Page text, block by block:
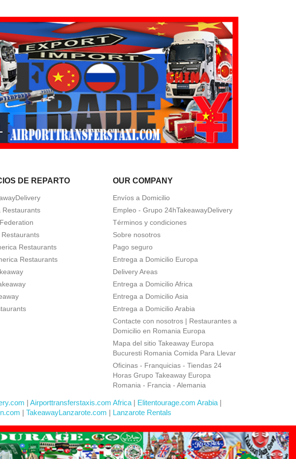
DE REPARTO
Restaurants
Restaurants
Restaurants
OUR COMPANY
Envíos a Domicilio
Empleo - Grupo 24hTakeawayDelivery
Términos y condiciones
Sobre nosotros
Pago seguro
Entrega a Domicilio Europa
Delivery Areas
Entrega a Domicilio Africa
Entrega a Domicilio Asia
Entrega a Domicilio Arabia
Contacte con nosotros | Restaurantes a
Domicilio en Romania Europa
Mapa del sitio Takeaway Europa
Bucuresti Romania Comida Para Llevar
Oficinas - Franquicias - Tiendas 24
Horas Grupo Takeaway Europa
Romania - Francia - Alemania
| Airporttransferstaxis.com Africa| Elitentourage.com Arabia|
| TakeawayLanzarote.com | Lanzarote Rentals